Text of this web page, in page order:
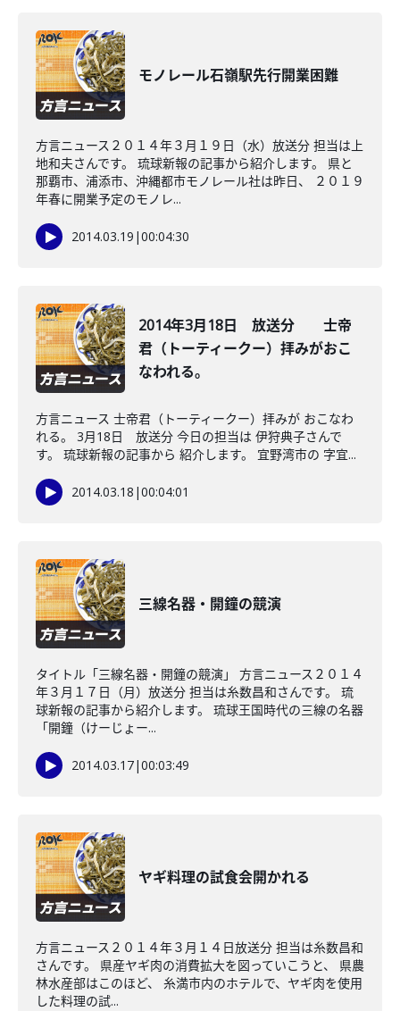
モノレール石嶺駅先行開業困難
方言ニュース２０１４年３月１９日（水）放送分 担当は上
地和夫さんです。 琉球新報の記事から紹介します。 県と
那覇市、浦添市、沖縄都市モノレール社は昨日、 ２０１９
年春に開業予定のモノレ...
2014.03.19 |00:04:30
2014年3月18日 放送分 士帝
君（トーティークー）拝みがおこ
なわれる。
方言ニュース 士帝君（トーティークー）拝みが おこなわ
れる。 3月18日 放送分 今日の担当は 伊狩典子さんで
す。 琉球新報の記事から 紹介します。 宜野湾市の 字宜...
2014.03.18 |00:04:01
三線名器・開鐘の競演
タイトル「三線名器・開鐘の競演」 方言ニュース２０１４
年３月１７日（月）放送分 担当は糸数昌和さんです。 琉
球新報の記事から紹介します。 琉球王国時代の三線の名器
「開鐘（けーじょー...
2014.03.17|00:03:49
ヤギ料理の試食会開かれる
方言ニュース２０１４年３月１４日放送分 担当は糸数昌和
さんです。 県産ヤギ肉の消費拡大を図っていこうと、 県農
林水産部はこのほど、 糸満市内のホテルで、ヤギ肉を使用
した料理の試...